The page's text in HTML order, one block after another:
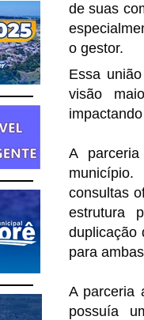
de suas
o gestor.
Essa
visão
A
consultas
estrutura
duplicação
para
A parceria
possuía